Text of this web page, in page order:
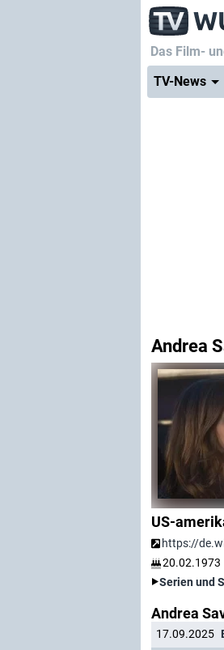
Das Film-
TV-News
Andrea
US-
https://
20.02.1973
Serien und
Andrea
17.09.2025